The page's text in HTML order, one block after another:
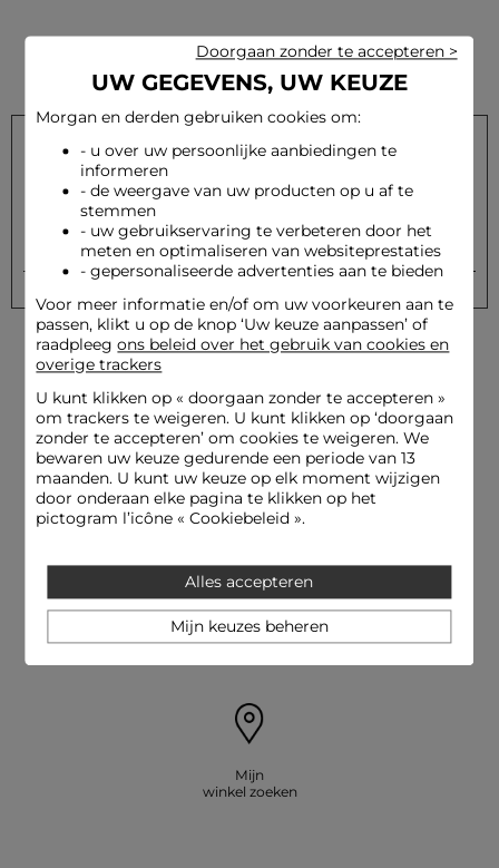
Schrijf u in op onze nieuwsbrief en ontvang onze speciale
aanbiedingen
Uw e-mailadres Versturen
Levering en Terugzending
gratis
Beveiligde betaling
E-reservering: pas en betaal een
artikel in de winkelessayer
09.69.32.02.50
Mijn
winkel zoeken
UW GEGEVENS, UW KEUZE
Morgan en derden gebruiken cookies om:
- u over uw persoonlijke aanbiedingen te
informeren
- de weergave van uw producten op u af te
stemmen
- uw gebruikservaring te verbeteren door het
meten en optimaliseren van websiteprestaties
- gepersonaliseerde advertenties aan te bieden
Voor meer informatie en/of om uw voorkeuren aan te
passen, klikt u op de knop ‘Uw keuze aanpassen’ of
raadpleegons beleid over het gebruik van cookies en
overige trackers
U kunt klikken op « doorgaan zonder te accepteren»
om trackers te weigeren. U kunt klikken op ‘doorgaan
zonder te accepteren’ om cookies te weigeren. We
bewaren uw keuze gedurende een periode van 13
maanden. U kunt uw keuze op elk moment wijzigen
door onderaan elke pagina te klikken op het
pictogram l’icône « Cookiebeleid ».
Alles accepteren
Doorgaan zonder te accepteren >
Mijn keuzes beheren